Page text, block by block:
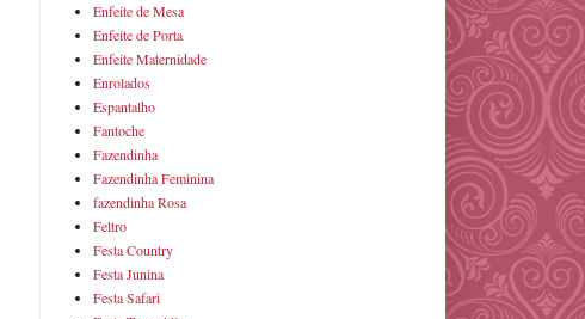
Enfeite de Mesa
Enfeite de Porta
Enfeite Maternidade
Enrolados
Espantalho
Fantoche
Fazendinha
Fazendinha Feminina
fazendinha Rosa
Feltro
Festa Country
Festa Junina
Festa Safari